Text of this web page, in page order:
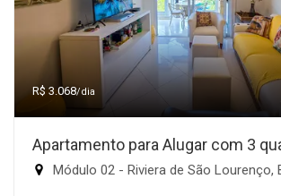
R$ 3.068/dia
Apartamento para Alugar com 3
Módulo 02 - Riviera de São Lourenço,